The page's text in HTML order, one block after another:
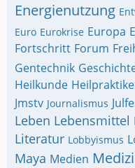
Energienutzung
Euro Eurokrise Europa
Fortschritt Forum
Gentechnik
Heilkunde
Jmstv Journalismus
Leben Lebensmittel
Literatur Lobbyismus
Maya Medien